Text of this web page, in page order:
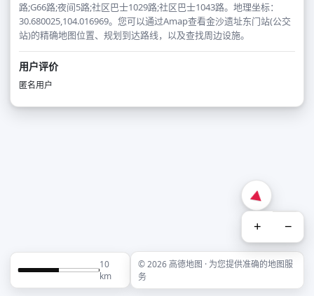
路;G66路;夜间5路;社区巴士1029路;社区巴士1043路。地理坐标：
30.680025,104.016969。您可以通过Amap查看金沙遗址东门站(公交
站)的精确地图位置、规划到达路线，以及查找周边设施。
用户评价
匿名用户
+ −
10
km
© 2026 高德地图 · 为您提供准确的地图服
务